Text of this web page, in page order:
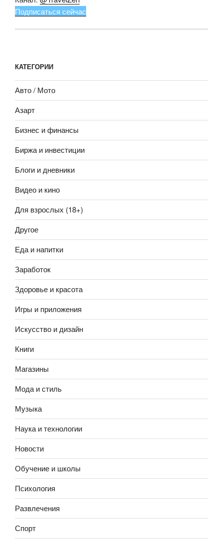
Подписаться сейчас
КАТЕГОРИИ
Авто / Мото
Азарт
Бизнес и финансы
Биржа и инвестиции
Блоги и дневники
Видео и кино
Для взрослых (18+)
Другое
Еда и напитки
Заработок
Здоровье и красота
Игры и приложения
Искусство и дизайн
Книги
Магазины
Мода и стиль
Музыка
Наука и технологии
Новости
Обучение и школы
Психология
Развлечения
Спорт